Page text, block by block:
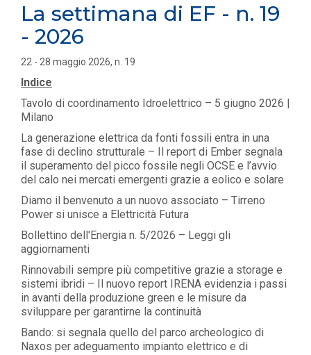
La settimana di EF - n. 19
- 2026
22 - 28 maggio 2026, n. 19
Indice
Tavolo di coordinamento Idroelettrico – 5 giugno 2026 |
Milano
La generazione elettrica da fonti fossili entra in una
fase di declino strutturale – Il report di Ember segnala
il superamento del picco fossile negli OCSE e l’avvio
del calo nei mercati emergenti grazie a eolico e solare
Diamo il benvenuto a un nuovo associato – Tirreno
Power si unisce a Elettricità Futura
Bollettino dell'Energia n. 5/2026 – Leggi gli
aggiornamenti
Rinnovabili sempre più competitive grazie a storage e
sistemi ibridi – Il nuovo report IRENA evidenzia i passi
in avanti della produzione green e le misure da
sviluppare per garantirne la continuità
Bando: si segnala quello del parco archeologico di
Naxos per adeguamento impianto elettrico e di